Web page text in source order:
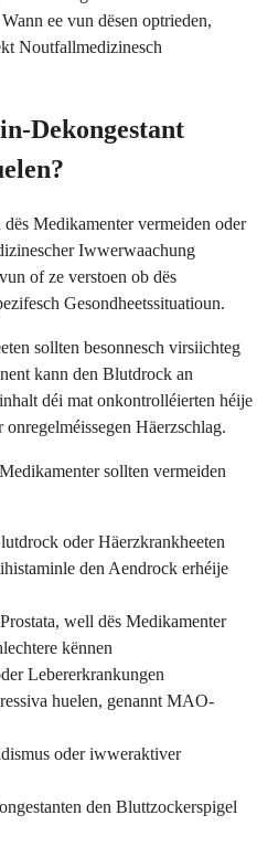
ee vun dësen optrieden,
Noutfallmedizinesch
Dekongestant
Medikamenter vermeiden oder
Iwwerwaachung
of ze verstoen ob dës
Gesondheetssituatioun.
sollten besonnesch virsiichteg
kann den Blutdrock an
déi mat onkontrolléierten héije
Häerzschlag.
sollten vermeiden
oder Häerzkrankheeten
den Aendrock erhéije
well dës Medikamenter
kënnen
Lebererkrankungen
huelen, genannt MAO-
oder iwweraktiver
den Bluttzockerspigel